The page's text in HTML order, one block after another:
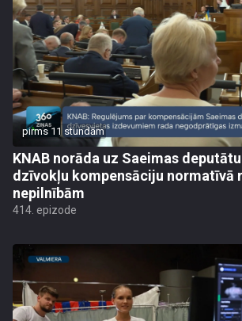
pirms 11 stundām
KNAB norāda uz Saeimas
dzīvokļu kompensāciju normatīvā
nepilnībām
414. epizode